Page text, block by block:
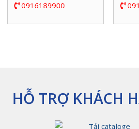
0916189900
HỖ TRỢ KHÁCH